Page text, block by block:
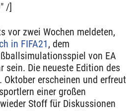
/]
vor zwei Wochen meldeten,
in FIFA21, dem
von EA
sein. Die neueste Edition des
Oktober erscheinen und erfreut
einer großen
Stoff für Diskussionen